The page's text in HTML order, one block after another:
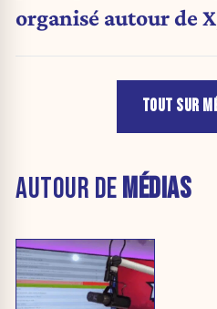
organisé autour de
TOUT SUR
AUTOUR DEMÉDIAS